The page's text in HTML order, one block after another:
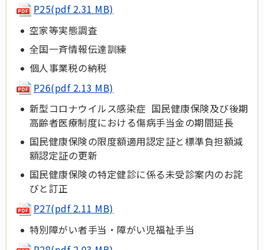
P25(pdf 2.31 MB)
空家等実態調査
全国一斉情報伝達訓練
個人事業税の納税
P26(pdf 2.13 MB)
新型コロナウイルス感染症 国民健康保険及び後期
高齢者医療制度における傷病手当金の期間延長
国民健康保険の限度額適用認定証と標準負担額減
額認定証の更新
国民健康保険の特定健診に係る未受診案内のお詫
びと訂正
P27(pdf 2.11 MB)
特別障がい者手当・障がい児福祉手当